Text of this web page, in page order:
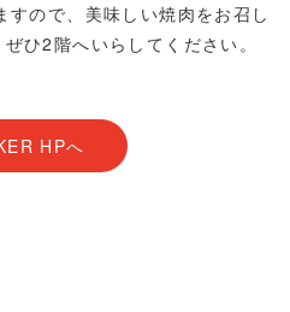
ので、美味しい焼肉をお召し
ひ2階へいらしてください。
HPへ